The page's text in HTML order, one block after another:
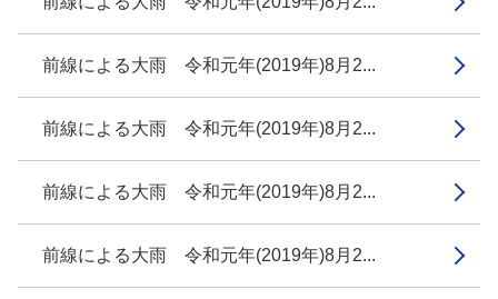
前線による大雨 令和元年(2019年)8月2...
前線による大雨 令和元年(2019年)8月2...
前線による大雨 令和元年(2019年)8月2...
前線による大雨 令和元年(2019年)8月2...